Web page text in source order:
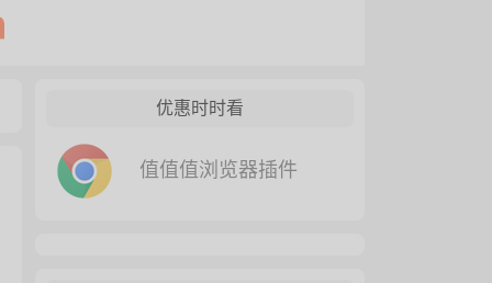
优惠时时看
值值值浏览器插件